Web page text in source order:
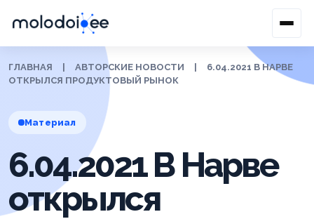
ГЛАВНАЯ АВТОРСКИЕ НОВОСТИ
6.04.2021 В НАРВЕ
ОТКРЫЛСЯ ПРОДУКТОВЫЙ РЫНОК
Материал
6.04.2021 В Нарве
открылся